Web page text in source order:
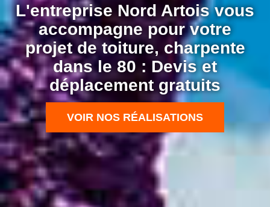
L'entreprise Nord Artois vous
accompagne pour votre
projet de toiture, charpente
dans le 80 : Devis et
déplacement gratuits
VOIR NOS RÉALISATIONS